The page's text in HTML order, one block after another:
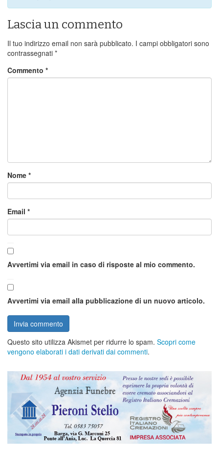
Lascia un commento
Il tuo indirizzo email non sarà pubblicato. I campi obbligatori sono
contrassegnati *
Commento *
Nome *
Email *
Avvertimi via email in caso di risposte al mio commento.
Avvertimi via email alla pubblicazione di un nuovo articolo.
Questo sito utilizza Akismet per ridurre lo spam. Scopri come
vengono elaborati i dati derivati dai commenti.